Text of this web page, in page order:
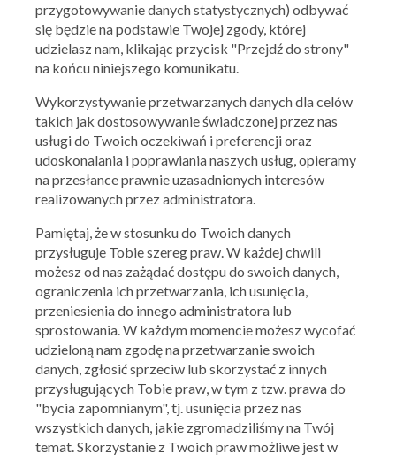
8,95 zł Kurczak Mango Tikka
09.07.2020 - 31.07.2020
Skorzystaj z oferty
Subway
Kupony, zniżki, promocje
Ocena: 4.2/5 353oceny
przygotowywanie danych statystycznych) odbywać
się będzie na podstawie Twojej zgody, której
udzielasz nam, klikając przycisk "Przejdź do strony"
na końcu niniejszego komunikatu.
Wykorzystywanie przetwarzanych danych dla celów
takich jak dostosowywanie świadczonej przez nas
usługi do Twoich oczekiwań i preferencji oraz
udoskonalania i poprawiania naszych usług, opieramy
na przesłance prawnie uzasadnionych interesów
realizowanych przez administratora.
Pamiętaj, że w stosunku do Twoich danych
przysługuje Tobie szereg praw. W każdej chwili
możesz od nas zażądać dostępu do swoich danych,
ograniczenia ich przetwarzania, ich usunięcia,
przeniesienia do innego administratora lub
sprostowania. W każdym momencie możesz wycofać
udzieloną nam zgodę na przetwarzanie swoich
danych, zgłosić sprzeciw lub skorzystać z innych
przysługujących Tobie praw, w tym z tzw. prawa do
"bycia zapomnianym", tj. usunięcia przez nas
wszystkich danych, jakie zgromadziliśmy na Twój
temat. Skorzystanie z Twoich praw możliwe jest w